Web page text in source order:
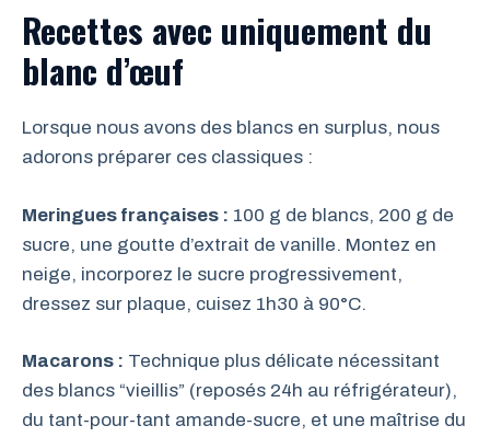
Recettes avec uniquement du
blanc d’œuf
Lorsque nous avons des blancs en surplus, nous
adorons préparer ces classiques :
Meringues françaises : 100 g de blancs, 200 g de
sucre, une goutte d’extrait de vanille. Montez en
neige, incorporez le sucre progressivement,
dressez sur plaque, cuisez 1h30 à 90°C.
Macarons : Technique plus délicate nécessitant
des blancs “vieillis” (reposés 24h au réfrigérateur),
du tant-pour-tant amande-sucre, et une maîtrise du